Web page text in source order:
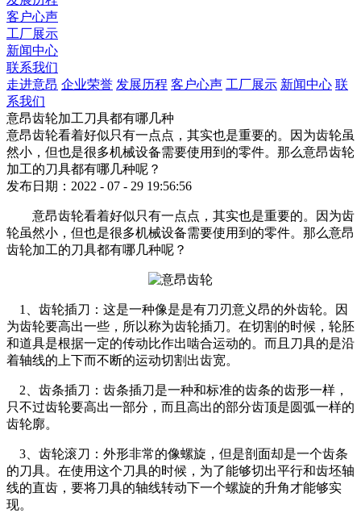
客户心声
工厂展示
新闻中心
联系我们
走进意昂 企业荣誉 发展历程 客户心声 工厂展示 新闻中心 联
系我们
意昂齿轮加工刀具都有哪几种
意昂齿轮看着好似只有一点点，其实也是重要的。因为齿轮虽
然小，但也是很多机械设备需要使用到的零件。那么意昂齿轮
加工的刀具都有哪几种呢？
发布日期：2022 - 07 - 29 19:56:56
意昂齿轮看着好似只有一点点，其实也是重要的。因为齿
轮虽然小，但也是很多机械设备需要使用到的零件。那么意昂
齿轮加工的刀具都有哪几种呢？
1、齿轮插刀：这是一种像是是有刀刃意义昂的外齿轮。因
为齿轮要高出一些，所以称为齿轮插刀。在切割的时候，轮胚
和道具是根据一定的传动比作出啮合运动的。而且刀具的是沿
着轴线的上下而不断的运动切割出齿宽。
2、齿条插刀：齿条插刀是一种和标准的齿条的齿形一样，
只不过齿轮要高出一部分，而且高出的部分齿顶是圆弧一样的
齿轮廓。
3、齿轮滚刀：外形非常的像螺旋，但是剖面却是一个齿条
的刀具。在使用这个刀具的时候，为了能够切出平行和齿坯轴
线的直齿，要将刀具的轴线转动下一个螺旋的升角才能够实
现。